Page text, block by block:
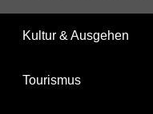
Kultur & Ausgehen
Tourismus